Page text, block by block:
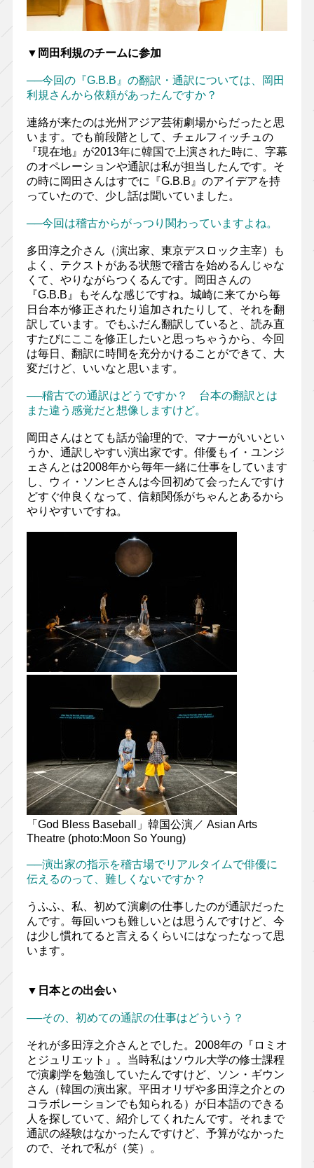
▼岡田利規のチームに参加
──今回の『G.B.B』の翻訳・通訳については、岡田
利規さんから依頼があったんですか？
連絡が来たのは光州アジア芸術劇場からだったと思
います。でも前段階として、チェルフィッチュの
『現在地』が2013年に韓国で上演された時に、字幕
のオペレーションや通訳は私が担当したんです。そ
の時に岡田さんはすでに『G.B.B』のアイデアを持
っていたので、少し話は聞いていました。
──今回は稽古からがっつり関わっていますよね。
多田淳之介さん（演出家、東京デスロック主宰）も
よく、テクストがある状態で稽古を始めるんじゃな
くて、やりながらつくるんです。岡田さんの
『G.B.B』もそんな感じですね。城崎に来てから毎
日台本が修正されたり追加されたりして、それを翻
訳しています。でもふだん翻訳していると、読み直
すたびにここを修正したいと思っちゃうから、今回
は毎日、翻訳に時間を充分かけることができて、大
変だけど、いいなと思います。
──稽古での通訳はどうですか？ 台本の翻訳とは
また違う感覚だと想像しますけど。
岡田さんはとても話が論理的で、マナーがいいとい
うか、通訳しやすい演出家です。俳優もイ・ユンジ
ェさんとは2008年から毎年一緒に仕事をしています
し、ウィ・ソンヒさんは今回初めて会ったんですけ
どすぐ仲良くなって、信頼関係がちゃんとあるから
やりやすいですね。
「God Bless Baseball」韓国公演／ Asian Arts
Theatre (photo:Moon So Young)
──演出家の指示を稽古場でリアルタイムで俳優に
伝えるのって、難しくないですか？
うふふ、私、初めて演劇の仕事したのが通訳だった
んです。毎回いつも難しいとは思うんですけど、今
は少し慣れてると言えるくらいにはなったなって思
います。
▼日本との出会い
──その、初めての通訳の仕事はどういう？
それが多田淳之介さんとでした。2008年の『ロミオ
とジュリエット』。当時私はソウル大学の修士課程
で演劇学を勉強していたんですけど、ソン・ギウン
さん（韓国の演出家。平田オリザや多田淳之介との
コラボレーションでも知られる）が日本語のできる
人を探していて、紹介してくれたんです。それまで
通訳の経験はなかったんですけど、予算がなかった
ので、それで私が（笑）。